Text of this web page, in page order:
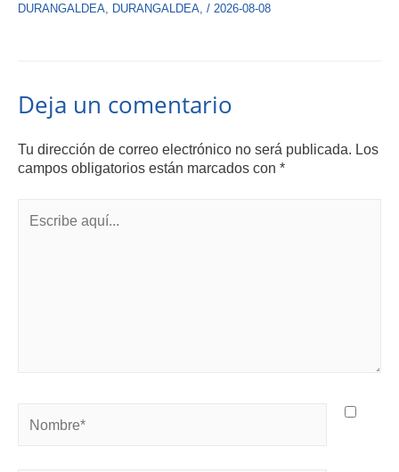
DURANGALDEA DURANGALDEA / 2026-08-08
Deja un comentario
Tu dirección de correo electrónico no será publicada. Los
campos obligatorios están marcados con *